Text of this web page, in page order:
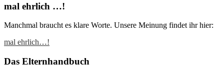
mal ehrlich …!
Manchmal braucht es klare Worte. Unsere Meinung findet ihr hier:
mal ehrlich…!
Das Elternhandbuch